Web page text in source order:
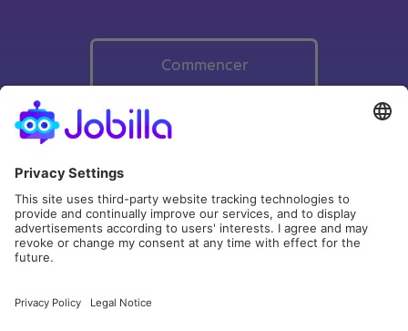
Commencer
With Jobilla’s digital recruiting service, you can reach the
right candidates and manage your recruitment process